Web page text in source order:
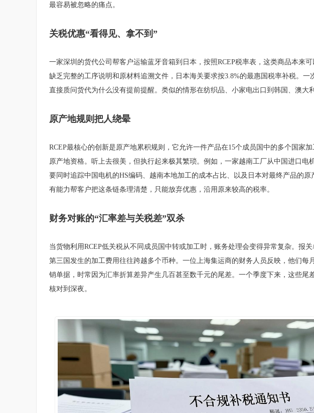
最容易被忽略的痛点。
关税优惠“看得见、拿不到”
一家深圳的货代公司帮客户运输蓝牙音箱到日本，按照RCEP税率表，这类商品本来
缺乏完整的工序说明和原材料追溯文件，日本海关要求按3.8%的最惠国税率补税。
直接质问货代为什么没有提前提醒。类似的情形在纺织品、小家电出口到韩国、澳大
原产地规则把人绕晕
RCEP最核心的创新是原产地累积规则，它允许一件产品在15个成员国中的多个国家
原产地资格。听上去很美，但执行起来极其繁琐。例如，一家越南工厂从中国进口电
要同时追踪中国电机的HS编码、越南本地加工的成本占比、以及日本对最终产品的
有能力帮客户把这条链条理清楚，只能放弃优惠，沿用原来较高的税率。
财务对账的“汇率差与关税差”双杀
当货物利用RCEP低关税从不同成员国中转或加工时，账务处理会变得异常复杂。报
第三国发生的加工费用往往跨越多个币种。一位上海集运商的财务人员反映，他们每
销单据，时常因为汇率折算差异产生几百甚至数千元的尾差。一个季度下来，这些尾
核对到深夜。